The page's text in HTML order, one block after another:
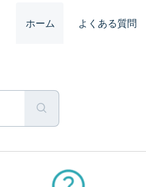
ホーム
よくある質問